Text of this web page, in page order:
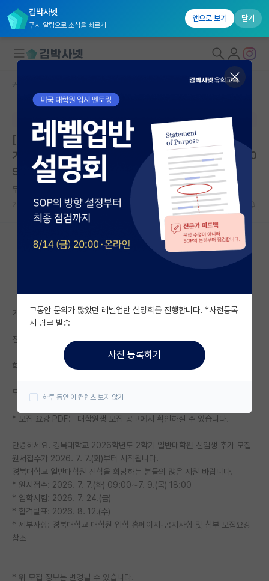
김박사넷
푸시 알림으로 소식을 빠르게
앱으로 보기 닫기
대학원생 모집
국내대학원 정보
연구실&오픈랩
커뮤니티
커뮤니티 홈
전체글보기
베스트 게시판
자유 게시판(아무개랩)
미국 유학 게시판
미국 대학원 합격 후기 게시판
대학원생 모집 게시판
연구실(PI) 홍보 게시판
임용 정보 게시판
학부 인턴 게시판
취업 게시판
커뮤니티 홈
본문이 수정되지 않는 박제글입니다.
[경북대학교] 2026학년도 2학기 일반대학원 신입생 추
가 모집 요강 공고 | 경북대학교 대학원 | 마감: 2026.07.0
9. 23:59
무심한 앨런 튜링
2026.07.02 0 1516
기관명: 경북대학교 대학원
전공: 전공 별 상이 - 상세 모집 요강 참고
학위: 석사,박사,석박사통합
모집기간: 2026.07.07. 00:00 ~ 2026.07.09. 23:59
* 모집 요강 PDF는 대학원생 모집 공고에서 확인하실 수 있습니다.
안녕하세요. 경북대학교 2026학년도 2학기 일반대학원 신입생 추가 모집
원서접수가 2026. 7. 7.(화)부터 시작됩니다.
경북대학교 일반대학원 진학을 희망하는 분들의 많은 지원 바랍니다.
* 원서접수: 2026. 7. 7.(화) 09:00∼7. 9.(목) 18:00
* 입학시험: 2026. 7. 24.(금)
* 합격발표: 2026. 8. 12.(수)
* 세부사항: 경북대학교 대학원 입학 홈페이지-공지사항 및 첨부 모집요강
참조
* 위 모집 정보는 변경될 수 있습니다.
그동안 문의가 많았던 레벨업반 설명회를 진행합니다. *사전등록
시 링크 발송
사전 등록하기
하루 동안 이 컨텐츠 보지 않기